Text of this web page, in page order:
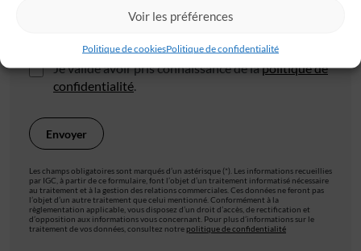
Voir les préférences
Politique de cookiesPolitique de confidentialité
Je valide avoir pris connaissance de lapolitique de
confidentialité.
Les champs obligatoires sont marqués d’un astérisque (*). Les informations recueillies
par IGC, à partir de ce formulaire, font l’objet d’un traitement informatisé nécessaire
au traitement et à la gestion des relations commerciales. Ces données ne feront pas
l’objet d’un autre traitement que celui mentionné. Conformément à la
règlementation applicable, vous disposez d’un droit d’accès, de rectification et
d’opposition aux informations vous concernant. Pour plus d’informations sur le
traitement de vos données, consultez notre politique de confidentialité